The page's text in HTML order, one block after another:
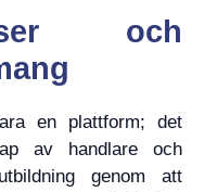
och
en plattform; det
av handlare och
genom att